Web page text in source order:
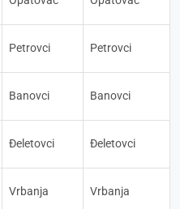
Petrovci Petrovci
Banovci Banovci
Đeletovci Đeletovci
Vrbanja Vrbanja